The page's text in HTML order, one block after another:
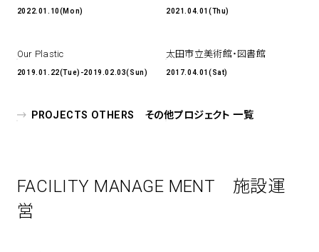
2022.01.10(Mon) 2021.04.01(Thu)
Our Plastic
2019.01.22(Tue)-2019.02.03(Sun)
太田市立美術館・図書館
2017.04.01(Sat)
PROJECTS OTHERS その他プロジェクト 一覧
FACILITY MANAGE MENT 施設運
営